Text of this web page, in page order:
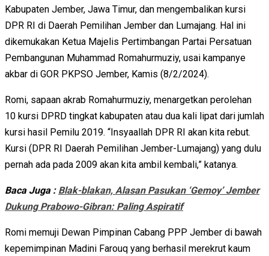
Kabupaten Jember, Jawa Timur, dan mengembalikan kursi
DPR RI di Daerah Pemilihan Jember dan Lumajang. Hal ini
dikemukakan Ketua Majelis Pertimbangan Partai Persatuan
Pembangunan Muhammad Romahurmuziy, usai kampanye
akbar di GOR PKPSO Jember, Kamis (8/2/2024).
Romi, sapaan akrab Romahurmuziy, menargetkan perolehan
10 kursi DPRD tingkat kabupaten atau dua kali lipat dari jumlah
kursi hasil Pemilu 2019. “Insyaallah DPR RI akan kita rebut.
Kursi (DPR RI Daerah Pemilihan Jember-Lumajang) yang dulu
pernah ada pada 2009 akan kita ambil kembali,” katanya.
Baca Juga : Blak-blakan, Alasan Pasukan ‘Gemoy’ Jember
Dukung Prabowo-Gibran: Paling Aspiratif
Romi memuji Dewan Pimpinan Cabang PPP Jember di bawah
kepemimpinan Madini Farouq yang berhasil merekrut kaum